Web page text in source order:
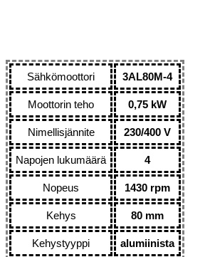
Sähkömoottori 3AL80M-4
Moottorin teho 0,75 kW
Nimellisjännite 230/400 V
Napojen lukumäärä 4
Nopeus 1430 rpm
Kehys 80 mm
Kehystyyppi alumiinista